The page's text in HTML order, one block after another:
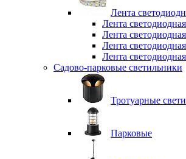
Лента
Лента
Лента
Лента
Лента
Садово-парковые светильники
Тротуарные
Парковые